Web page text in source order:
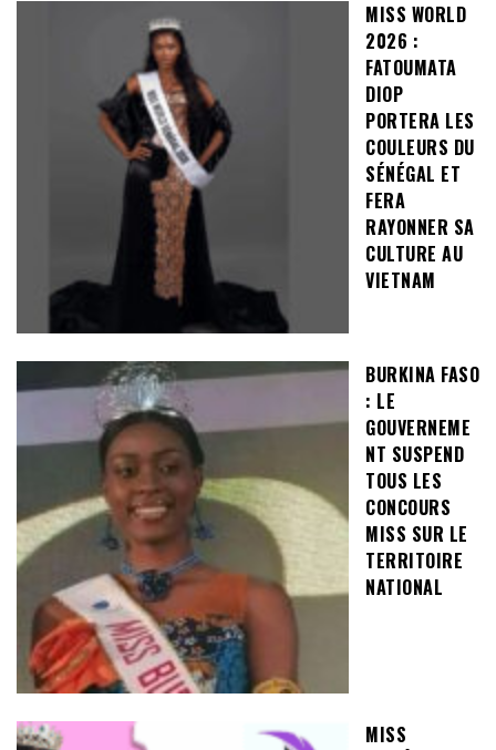
MISS WORLD
2026 :
FATOUMATA
DIOP
PORTERA LES
COULEURS DU
SÉNÉGAL ET
FERA
RAYONNER SA
CULTURE AU
VIETNAM
BURKINA FASO
: LE
GOUVERNEME
NT SUSPEND
TOUS LES
CONCOURS
MISS SUR LE
TERRITOIRE
NATIONAL
MISS